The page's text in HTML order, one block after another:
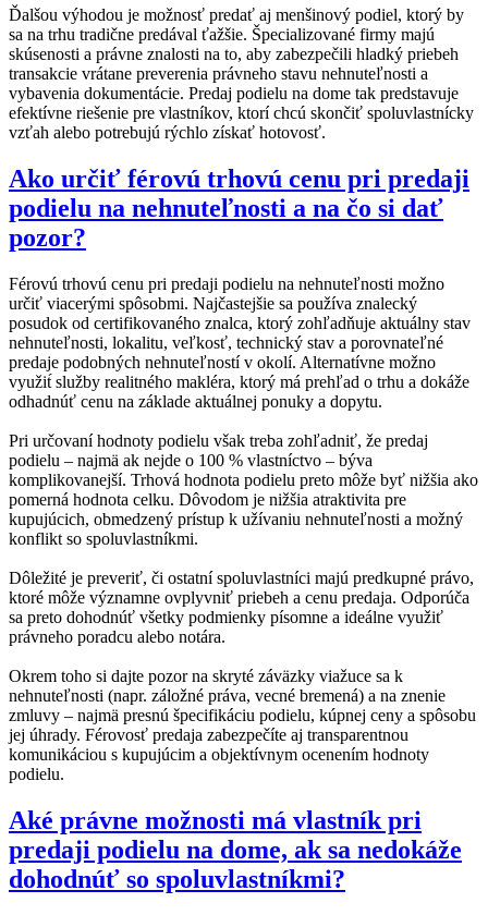
Ďalšou výhodou je možnosť predať aj menšinový podiel, ktorý by
sa na trhu tradične predával ťažšie. Špecializované firmy majú
skúsenosti a právne znalosti na to, aby zabezpečili hladký priebeh
transakcie vrátane preverenia právneho stavu nehnuteľnosti a
vybavenia dokumentácie. Predaj podielu na dome tak predstavuje
efektívne riešenie pre vlastníkov, ktorí chcú skončiť spoluvlastnícky
vzťah alebo potrebujú rýchlo získať hotovosť.
Ako určiť férovú trhovú cenu pri predaji
podielu na nehnuteľnosti a na čo si dať
pozor?
Férovú trhovú cenu pri predaji podielu na nehnuteľnosti možno
určiť viacerými spôsobmi. Najčastejšie sa používa znalecký
posudok od certifikovaného znalca, ktorý zohľadňuje aktuálny stav
nehnuteľnosti, lokalitu, veľkosť, technický stav a porovnateľné
predaje podobných nehnuteľností v okolí. Alternatívne možno
využit́ služby realitného makléra, ktorý má prehľad o trhu a dokáže
odhadnúť cenu na základe aktuálnej ponuky a dopytu.
Pri určovaní hodnoty podielu však treba zohľadniť, že predaj
podielu – najmä ak nejde o 100 % vlastníctvo – býva
komplikovanejší. Trhová hodnota podielu preto môže byť nižšia ako
pomerná hodnota celku. Dôvodom je nižšia atraktivita pre
kupujúcich, obmedzený prístup k užívaniu nehnuteľnosti a možný
konflikt so spoluvlastníkmi.
Dôležité je preveriť, či ostatní spoluvlastníci majú predkupné právo,
ktoré môže významne ovplyvniť priebeh a cenu predaja. Odporúča
sa preto dohodnúť všetky podmienky písomne a ideálne využiť
právneho poradcu alebo notára.
Okrem toho si dajte pozor na skryté záväzky viažuce sa k
nehnuteľnosti (napr. záložné práva, vecné bremená) a na znenie
zmluvy – najmä presnú špecifikáciu podielu, kúpnej ceny a spôsobu
jej úhrady. Férovosť predaja zabezpečíte aj transparentnou
komunikáciou s kupujúcim a objektívnym ocenením hodnoty
podielu.
Aké právne možnosti má vlastník pri
predaji podielu na dome, ak sa nedokáže
dohodnúť so spoluvlastníkmi?